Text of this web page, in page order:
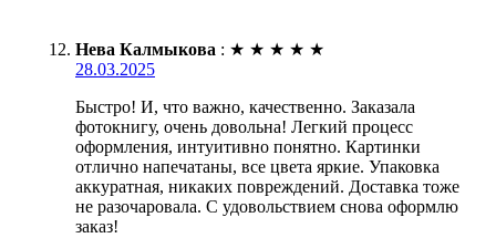
Нева Калмыкова : ★ ★ ★ ★ ★
28.03.2025
Быстро! И, что важно, качественно. Заказала
фотокнигу, очень довольна! Легкий процесс
оформления, интуитивно понятно. Картинки
отлично напечатаны, все цвета яркие. Упаковка
аккуратная, никаких повреждений. Доставка тоже
не разочаровала. С удовольствием снова оформлю
заказ!